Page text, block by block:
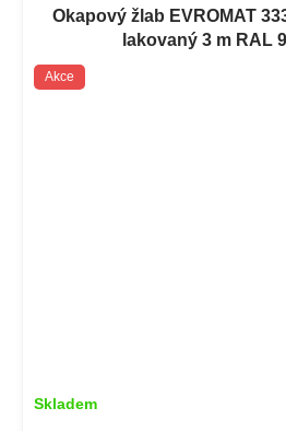
Okapový žlab EVROMAT
lakovaný 3 m RAL
Akce
Skladem